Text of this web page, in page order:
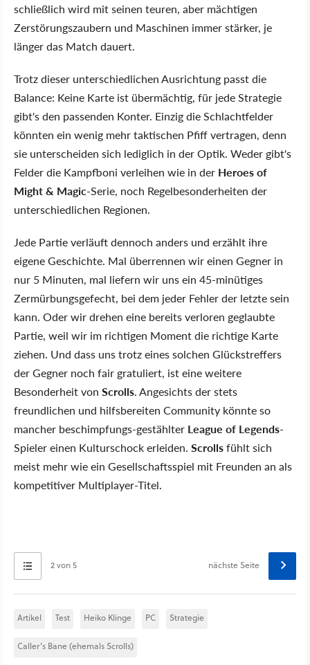
schließlich wird mit seinen teuren, aber mächtigen
Zerstörungszaubern und Maschinen immer stärker, je
länger das Match dauert.
Trotz dieser unterschiedlichen Ausrichtung passt die
Balance: Keine Karte ist übermächtig, für jede Strategie
gibt's den passenden Konter. Einzig die Schlachtfelder
könnten ein wenig mehr taktischen Pfiff vertragen, denn
sie unterscheiden sich lediglich in der Optik. Weder gibt's
Felder die Kampfboni verleihen wie in der Heroes of
Might & Magic-Serie, noch Regelbesonderheiten der
unterschiedlichen Regionen.
Jede Partie verläuft dennoch anders und erzählt ihre
eigene Geschichte. Mal überrennen wir einen Gegner in
nur 5 Minuten, mal liefern wir uns ein 45-minütiges
Zermürbungsgefecht, bei dem jeder Fehler der letzte sein
kann. Oder wir drehen eine bereits verloren geglaubte
Partie, weil wir im richtigen Moment die richtige Karte
ziehen. Und dass uns trotz eines solchen Glückstreffers
der Gegner noch fair gratuliert, ist eine weitere
Besonderheit von Scrolls. Angesichts der stets
freundlichen und hilfsbereiten Community könnte so
mancher beschimpfungs-gestählter League of Legends-
Spieler einen Kulturschock erleiden. Scrollsfühlt sich
meist mehr wie ein Gesellschaftsspiel mit Freunden an als
kompetitiver Multiplayer-Titel.
2 von 5 nächste Seite
Artikel Test Heiko Klinge PC Strategie
Caller's Bane (ehemals Scrolls)